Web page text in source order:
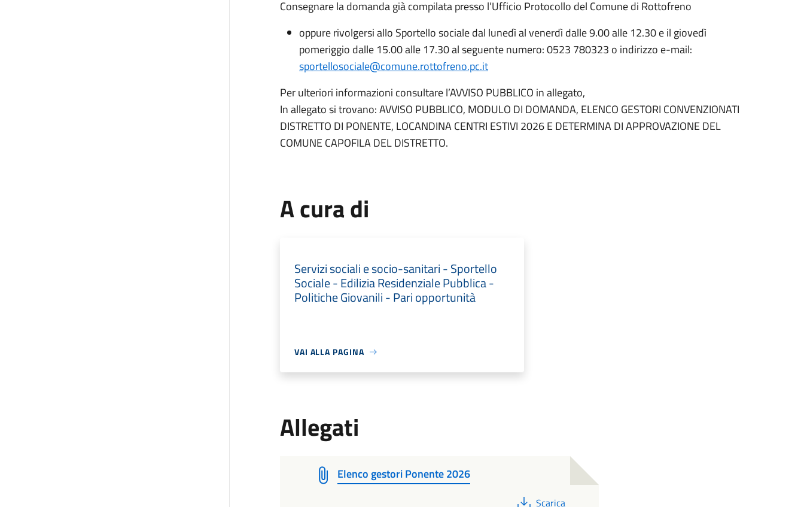
Consegnare la domanda già compilata presso l’Ufficio Protocollo del Comune di Rottofreno
oppure rivolgersi allo Sportello sociale dal lunedì al venerdì dalle 9.00 alle 12.30 e il giovedì
pomeriggio dalle 15.00 alle 17.30 al seguente numero: 0523 780323 o indirizzo e-mail:
sportellosociale@comune.rottofreno.pc.it
Per ulteriori informazioni consultare l’AVVISO PUBBLICO in allegato,
In allegato si trovano: AVVISO PUBBLICO, MODULO DI DOMANDA, ELENCO GESTORI CONVENZIONATI
DISTRETTO DI PONENTE, LOCANDINA CENTRI ESTIVI 2026 E DETERMINA DI APPROVAZIONE DEL
COMUNE CAPOFILA DEL DISTRETTO.
A cura di
Servizi sociali e socio-sanitari - Sportello
Sociale - Edilizia Residenziale Pubblica -
Politiche Giovanili - Pari opportunità
VAI ALLA PAGINA
Allegati
Elenco gestori Ponente 2026
PDF
Scarica